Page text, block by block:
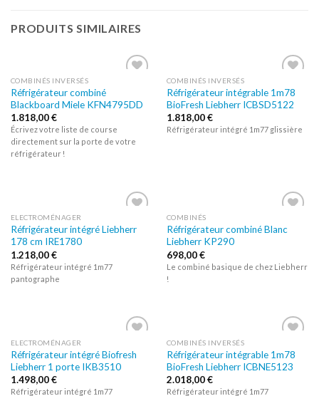
PRODUITS SIMILAIRES
à la liste
COMBINÉS INVERSÉS
Réfrigérateur combiné
Blackboard Miele KFN4795DD
1.818,00€
Écrivez votre liste de course
directement sur la porte de votre
réfrigérateur !
Ajouter
à la liste
COMBINÉS INVERSÉS
Réfrigérateur intégrable 1m78
BioFresh Liebherr ICBSD5122
1.818,00€
Réfrigérateur intégré 1m77 glissière
Ajouter
ELECTROMÉNAGER
Réfrigérateur intégré Liebherr
178 cm IRE1780
1.218,00€
Réfrigérateur intégré 1m77
pantographe
Ajouter
COMBINÉS
Réfrigérateur combiné Blanc
Liebherr KP290
698,00€
Le combiné basique de chez Liebherr
!
Ajouter
à la liste
ELECTROMÉNAGER
Réfrigérateur intégré Biofresh
Liebherr 1 porte IKB3510
1.498,00€
Réfrigérateur intégré 1m77
Ajouter
à la liste
COMBINÉS INVERSÉS
Réfrigérateur intégrable 1m78
BioFresh Liebherr ICBNE5123
2.018,00€
Réfrigérateur intégré 1m77